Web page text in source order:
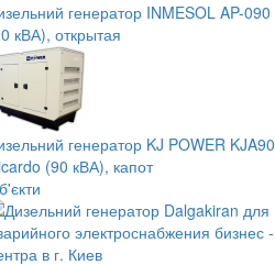
генератор INMESOL AP-090
кВА), открытая
генератор KJ POWER KJA90
(90 кВА), капот